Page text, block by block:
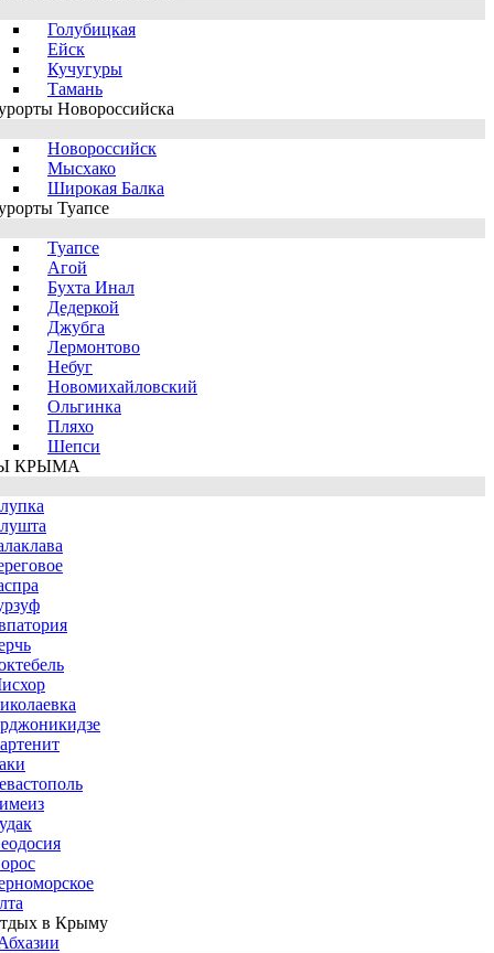
Голубицкая
Ейск
Кучугуры
Тамань
Новороссийска
Новороссийск
Мысхако
Широкая Балка
Туапсе
Туапсе
Агой
Бухта Инал
Дедеркой
Джубга
Лермонтово
Небуг
Новомихайловский
Ольгинка
Пляхо
Шепси
КРЫМА
в Крыму